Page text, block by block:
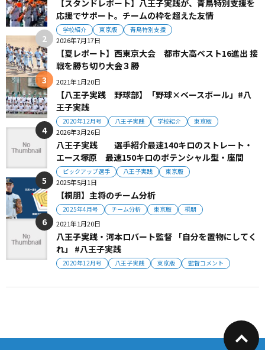
【スタンドレポート】八王子実践が、青鳥特別支援を
応援でサポート。チームの枠を超えた友情
学校紹介 東京版 青鳥特別支援
2026年7月17日
【夏レポート】西東京大会 都市大高ベスト16進出 接
戦を勝ち切り大会３勝
2021年1月20日
【八王子実践 野球部】「野球×ベースボール」#八
王子実践
2020年12月号 八王子実践 学校紹介 東京版
2026年3月26日
八王子実践 選手紹介最速140キロのストレート・
エース塚原 最速150キロのポテンシャル型・座間
ピックアップ選手 八王子実践 東京版
2025年5月1日
【桐朋】主将のチーム分析
2025年4月号 チーム分析 東京版 桐朋
2021年1月20日
八王子実践・河本ロバート監督 「自分を置物にしてく
れ」 #八王子実践
2020年12月号 八王子実践 東京版 監督コメント